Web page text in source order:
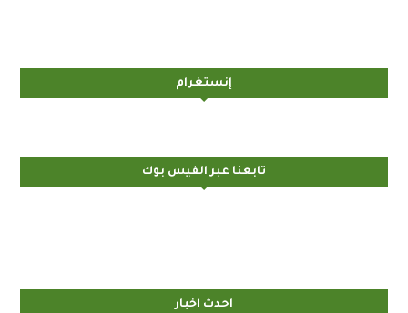
إنستغرام
تابعنا عبر الفيس بوك
احدث اخبار